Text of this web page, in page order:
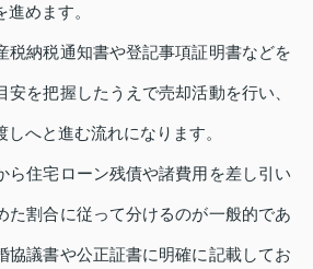
めます。
税納税通知書や登記事項証明書などを
安を把握したうえで売却活動を行い、
へと進む流れになります。
ら住宅ローン残債や諸費用を差し引い
た割合に従って分けるのが一般的であ
協議書や公正証書に明確に記載してお